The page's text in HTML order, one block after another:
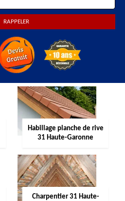
Habillage planche de rive
31 Haute-Garonne
Charpentier 31 Haute-